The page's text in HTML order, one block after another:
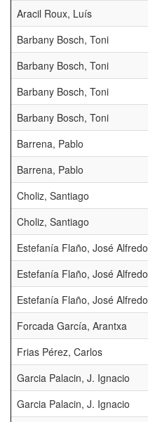
Aracil Roux, Luís
Barbany Bosch, Toni
Barbany Bosch, Toni
Barbany Bosch, Toni
Barbany Bosch, Toni
Barrena, Pablo
Barrena, Pablo
Choliz, Santiago
Choliz, Santiago
Estefanía Flaño, José Alfredo
Estefanía Flaño, José Alfredo
Estefanía Flaño, José Alfredo
Forcada García, Arantxa
Frias Pérez, Carlos
Garcia Palacin, J. Ignacio
Garcia Palacin, J. Ignacio